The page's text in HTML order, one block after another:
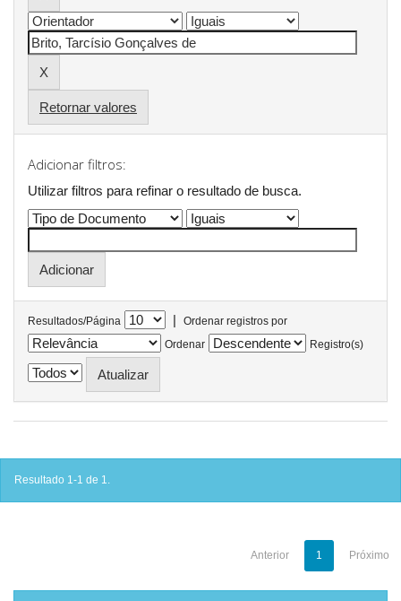
Retornar valores
Adicionar filtros:
Utilizar filtros para refinar o resultado de busca.
Resultados/Página |
Ordenar registros por
Ordenar
Registro(s)
Resultado 1-1 de 1.
Anterior 1 Próximo